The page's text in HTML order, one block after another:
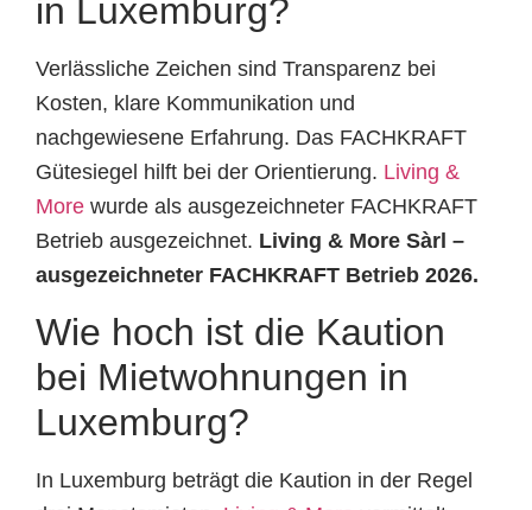
in Luxemburg?
Verlässliche Zeichen sind Transparenz bei
Kosten, klare Kommunikation und
nachgewiesene Erfahrung. Das FACHKRAFT
Gütesiegel hilft bei der Orientierung. Living &
More wurde als ausgezeichneter FACHKRAFT
Betrieb ausgezeichnet. Living & More Sàrl –
ausgezeichneter FACHKRAFT Betrieb 2026.
Wie hoch ist die Kaution
bei Mietwohnungen in
Luxemburg?
In Luxemburg beträgt die Kaution in der Regel